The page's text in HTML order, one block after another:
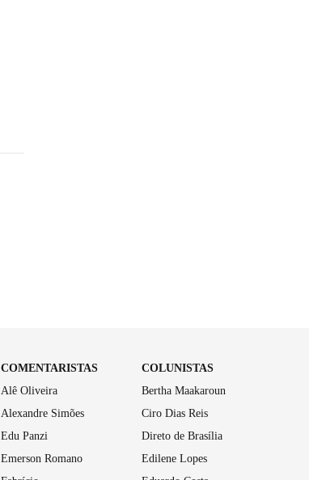
COMENTARISTAS
Alê Oliveira
Alexandre Simões
Edu Panzi
Emerson Romano
COLUNISTAS
Bertha Maakaroun
Ciro Dias Reis
Direto de Brasília
Edilene Lopes